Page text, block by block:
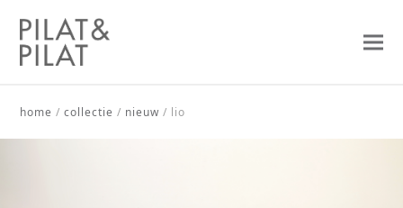
home /collectie / nieuw / lio